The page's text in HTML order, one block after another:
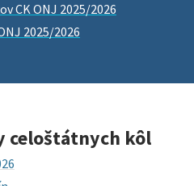
CK ONJ 2025/2026
2025/2026
celoštátnych kôl